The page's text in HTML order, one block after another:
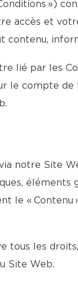
»)
accès et
contenu,
lié par les
compte de
notre Site
le «
tous les
Site Web.